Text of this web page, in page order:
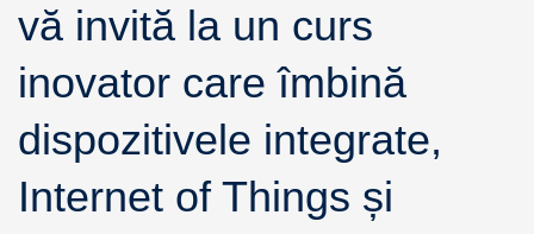
vă invită la un curs
inovator care îmbină
dispozitivele integrate,
Internet of Things și